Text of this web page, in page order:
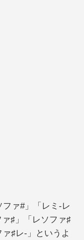
ァ#」「レミ-レ
♯」「レソファ♯
♯レ-」というよ